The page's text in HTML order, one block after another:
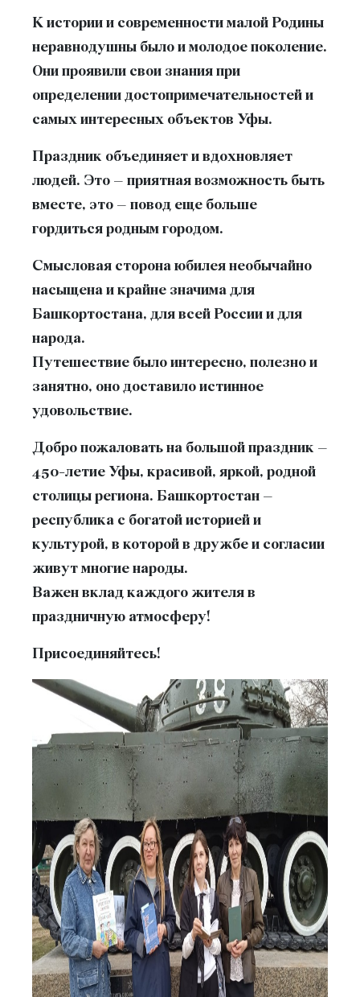
К истории и современности малой Родины
неравнодушны было и молодое поколение.
Они проявили свои знания при
определении достопримечательностей и
самых интересных объектов Уфы.
Праздник объединяет и вдохновляет
людей. Это – приятная возможность быть
вместе, это – повод еще больше
гордиться родным городом.
Смысловая сторона юбилея необычайно
насыщена и крайне значима для
Башкортостана, для всей России и для
народа.
Путешествие было интересно, полезно и
занятно, оно доставило истинное
удовольствие.
Добро пожаловать на большой праздник –
450-летие Уфы, красивой, яркой, родной
столицы региона. Башкортостан –
республика с богатой историей и
культурой, в которой в дружбе и согласии
живут многие народы.
Важен вклад каждого жителя в
праздничную атмосферу!
Присоединяйтесь!